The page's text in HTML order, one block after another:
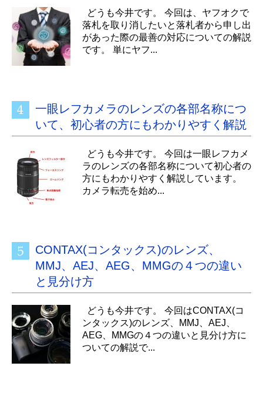
どうも今井です。 今回は、ヤフオクで
落札を取り消したいと落札者から申し出
があった際の最善の対応についての解説
です。 単にヤフ...
一眼レフカメラのレンズの各部名称につ
いて、初心者の方にもわかりやすく解説
どうも今井です。 今回は一眼レフカメ
ラのレンズの各部名称について初心者の
方にもわかりやすく解説しています。
カメラ転売を始め...
CONTAX(コンタックス)のレンズ、
MMJ、AEJ、AEG、MMGの４つの違い
と見分け方
どうも今井です。 今回はCONTAX(コ
ンタックス)のレンズ、MMJ、AEJ、
AEG、MMGの４つの違いと見分け方に
ついての解説で...